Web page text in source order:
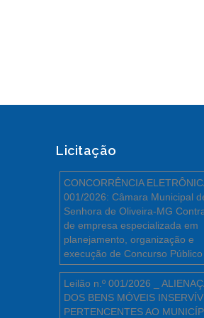
Licitação
CONCORRÊNCIA
001/2026: Câmara Municipal
Senhora de Oliveira-MG
de empresa especializada em
planejamento, organização e
execução de Concurso Público
Leilão n.º 001/2026 _
DOS BENS MÓVEIS
PERTENCENTES AO